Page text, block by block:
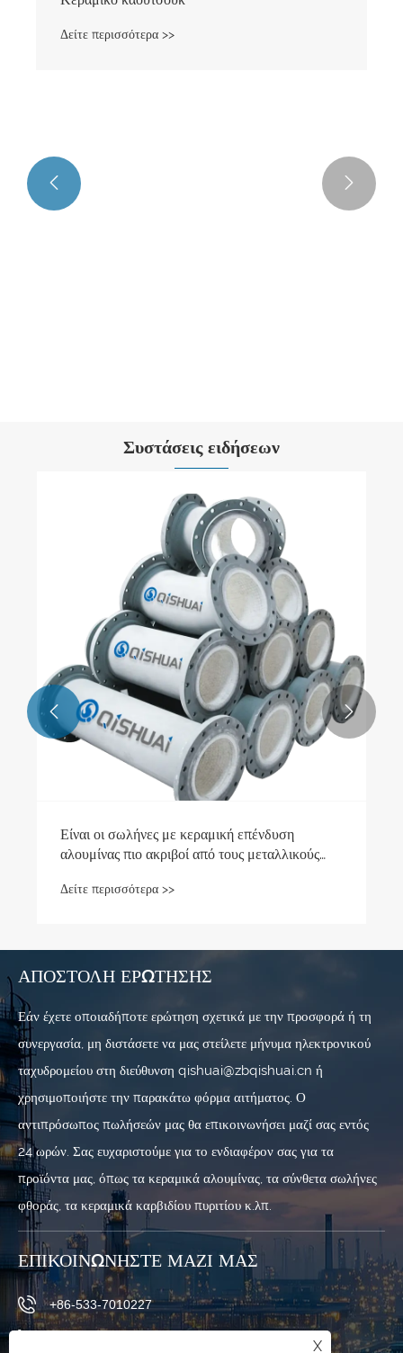
 
Συστάσεις ειδήσεων
Είναι οι σωλήνες με κεραμική επένδυση
αλουμίνας πιο ακριβοί από τους μεταλλικούς
Δείτε περισσότερα >>
 
ΑΠΟΣΤΟΛΉ ΕΡΏΤΗΣΗΣ
Εάν έχετε οποιαδήποτε ερώτηση σχετικά με την προσφορά ή τη
συνεργασία, μη διστάσετε να μας στείλετε μήνυμα ηλεκτρονικού
ταχυδρομείου στη διεύθυνση qishuai@zbqishuai.cn ή
χρησιμοποιήστε την παρακάτω φόρμα αιτήματος. Ο
αντιπρόσωπος πωλήσεών μας θα επικοινωνήσει μαζί σας εντός
24 ωρών. Σας ευχαριστούμε για το ενδιαφέρον σας για τα
προϊόντα μας, όπως τα κεραμικά αλουμίνας, τα σύνθετα σωλήνες
φθοράς, τα κεραμικά καρβιδίου πυριτίου κ.λπ.
ΕΠΙΚΟΙΝΩΝΉΣΤΕ ΜΑΖΊ ΜΑΣ
+86-533-7010227
X